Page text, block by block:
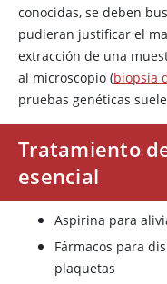
conocidas, se deben
pudieran justificar el
extracción de una
al microscopio (biopsia
pruebas genéticas
Tratamiento
esencial
Aspirina para
Fármacos para
plaquetas